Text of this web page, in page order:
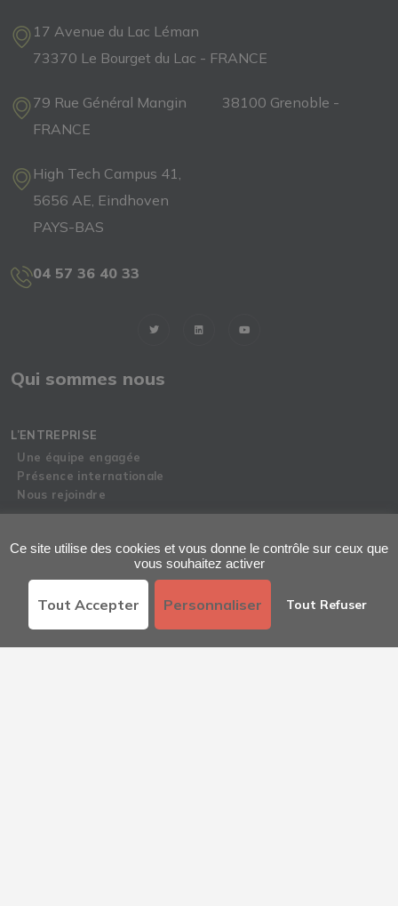
17 Avenue du Lac Léman
73370 Le Bourget du Lac - FRANCE
79 Rue Général Mangin 38100 Grenoble -
FRANCE
High Tech Campus 41,
5656 AE, Eindhoven
PAYS-BAS
04 57 36 40 33
Qui sommes nous
L’ENTREPRISE
Une équipe engagée
Présence internationale
Nous rejoindre
Expertise H2
Que faisons nous
Ce site utilise des cookies et vous donne le contrôle sur ceux que
vous souhaitez activer
Tout Accepter Tout Refuser
Personnaliser